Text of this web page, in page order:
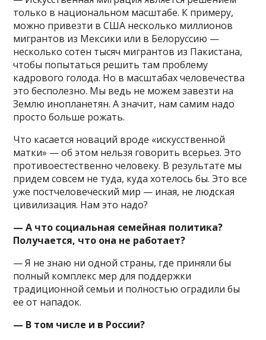
только в национальном масштабе. К примеру,
можно привезти в США несколько миллионов
мигрантов из Мексики или в Белоруссию —
несколько сотен тысяч мигрантов из Пакистана,
чтобы попытаться решить там проблему
кадрового голода. Но в масштабах человечества
это бесполезно. Мы ведь не можем завезти на
Землю инопланетян. А значит, нам самим надо
просто больше рожать.
Что касается новаций вроде «искусственной
матки» — об этом нельзя говорить всерьез. Это
противоестественно человеку. В результате мы
придем совсем не туда, куда хотелось бы. Это все
уже постчеловеческий мир — иная, не людская
цивилизация. Нам это надо?
— А что социальная семейная политика?
Получается, что она не работает?
— Я не знаю ни одной страны, где приняли бы
полный комплекс мер для поддержки
традиционной семьи и полностью оградили бы
ее от нападок.
— В том числе и в России?